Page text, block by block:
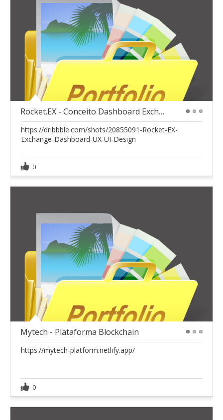
Rocket.EX - Conceito Dashboard Exchange
https://dribbble.com/shots/20855091-Rocket-EX-
Exchange-Dashboard-UX-UI-Design
0
Mytech - Plataforma Blockchain
https://mytech-platform.netlify.app/
0